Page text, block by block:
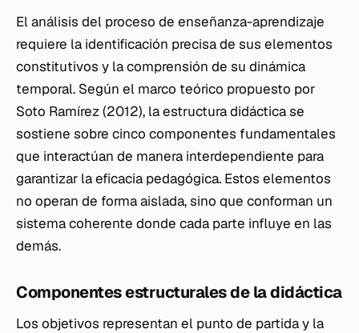
El análisis del proceso de enseñanza-aprendizaje
requiere la identificación precisa de sus elementos
constitutivos y la comprensión de su dinámica
temporal. Según el marco teórico propuesto por
Soto Ramírez (2012), la estructura didáctica se
sostiene sobre cinco componentes fundamentales
que interactúan de manera interdependiente para
garantizar la eficacia pedagógica. Estos elementos
no operan de forma aislada, sino que conforman un
sistema coherente donde cada parte influye en las
demás.
Componentes estructurales de la didáctica
Los objetivos representan el punto de partida y la